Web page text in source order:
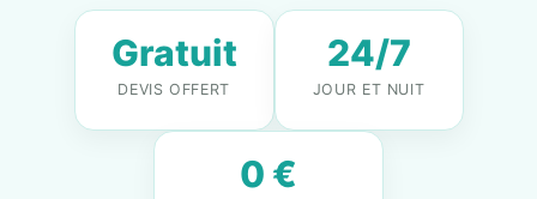
Gratuit
DEVIS OFFERT
24/7
JOUR ET NUIT
0 €